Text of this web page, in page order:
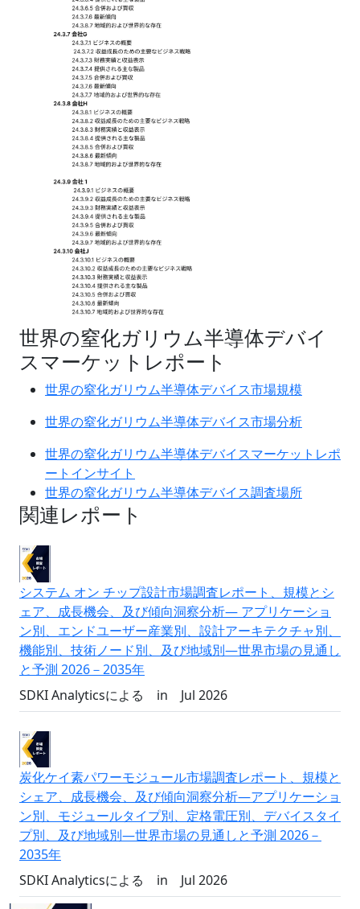
世界の窒化ガリウム半導体デバイ
スマーケットレポート
世界の窒化ガリウム半導体デバイス市場規模
世界の窒化ガリウム半導体デバイス市場分析
世界の窒化ガリウム半導体デバイスマーケットレポ
ートインサイト
世界の窒化ガリウム半導体デバイス調査場所
関連レポート
システム オン チップ設計市場調査レポート、規模とシ
ェア、成長機会、及び傾向洞察分析― アプリケーショ
ン別、エンドユーザー産業別、設計アーキテクチャ別、
機能別、技術ノード別、及び地域別―世界市場の見通し
と予測 2026－2035年
SDKI Analyticsによる
in Jul 2026
炭化ケイ素パワーモジュール市場調査レポート、規模と
シェア、成長機会、及び傾向洞察分析―アプリケーショ
ン別、モジュールタイプ別、定格電圧別、デバイスタイ
プ別、及び地域別―世界市場の見通しと予測 2026－
2035年
SDKI Analyticsによる
in Jul 2026